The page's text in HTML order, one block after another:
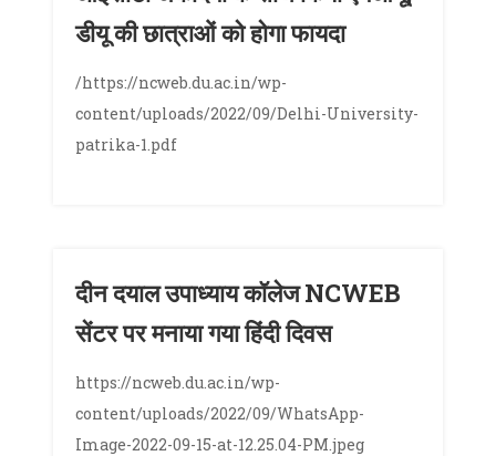
डीयू की छात्राओं को होगा फायदा
/https://ncweb.du.ac.in/wp-
content/uploads/2022/09/Delhi-University-
patrika-1.pdf
दीन दयाल उपाध्याय कॉलेज NCWEB
सेंटर पर मनाया गया हिंदी दिवस
https://ncweb.du.ac.in/wp-
content/uploads/2022/09/WhatsApp-
Image-2022-09-15-at-12.25.04-PM.jpeg